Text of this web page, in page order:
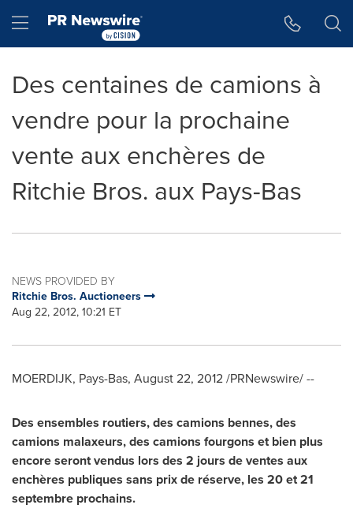
Hamburger menu
Des centaines de camions à
vendre pour la prochaine
vente aux enchères de
Ritchie Bros. aux Pays-Bas
NEWS PROVIDED BY
Ritchie Bros. Auctioneers
Aug 22, 2012, 10:21 ET
MOERDIJK, Pays-Bas, August 22, 2012/PRNewswire/ --
Des ensembles routiers, des camions bennes, des
camions malaxeurs, des camions fourgons et bien plus
encore seront vendus lors des 2 jours de ventes aux
enchères publiques sans prix de réserve, les 20 et 21
septembre prochains.